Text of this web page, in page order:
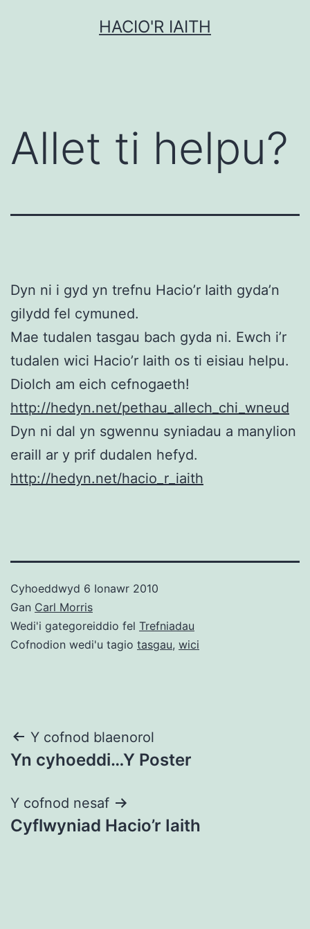
HACIO'R IAITH
Allet ti helpu?
Dyn ni i gyd yn trefnu Hacio’r Iaith gyda’n
gilydd fel cymuned.
Mae tudalen tasgau bach gyda ni. Ewch i’r
tudalen wici Hacio’r Iaith os ti eisiau helpu.
Diolch am eich cefnogaeth!
http://hedyn.net/pethau_allech_chi_wneud
Dyn ni dal yn sgwennu syniadau a manylion
eraill ar y prif dudalen hefyd.
http://hedyn.net/hacio_r_iaith
Cyhoeddwyd 6 Ionawr 2010
Gan Carl Morris
Wedi'i gategoreiddio fel Trefniadau
Cofnodion wedi'u tagio tasgau, wici
Llywio
cofnod
Y cofnod blaenorol
Yn cyhoeddi…Y Poster
Y cofnod nesaf
Cyflwyniad Hacio’r Iaith